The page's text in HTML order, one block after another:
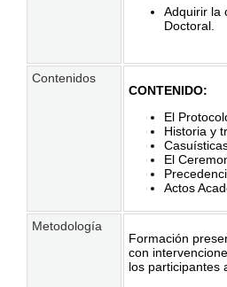
Adquirir la
Doctoral.
Contenidos
CONTENIDO:
El
Historia y
El
Actos
Metodología
Formación
con
los participantes